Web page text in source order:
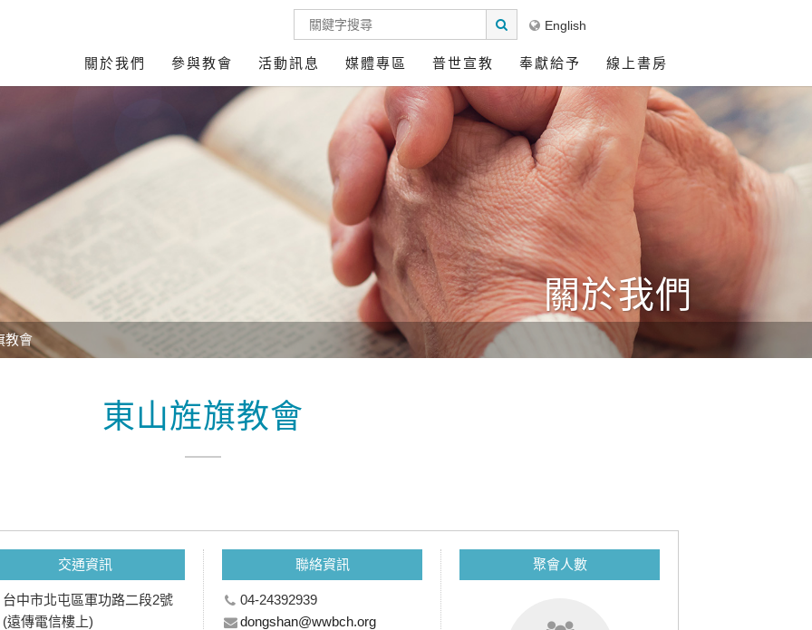
English
關於我們 參與教會 活動訊息 媒體專區 普世宣教 奉獻給予 線上書房
關於我們
教會
東山旌旗教會
交通資訊
台中市北屯區軍功路二段2號
(遠傳電信樓上)
聯絡資訊
04-24392939
dongshan@wwbch.org
聚會人數